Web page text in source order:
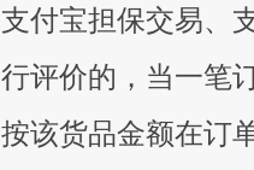
支付宝担保交易、
行评价的，当一笔
按该货品金额在订